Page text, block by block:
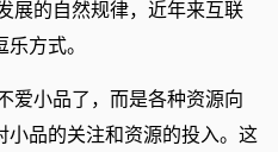
展的自然规律，近年来互联
方式。
爱小品了，而是各种资源向
小品的关注和资源的投入。这